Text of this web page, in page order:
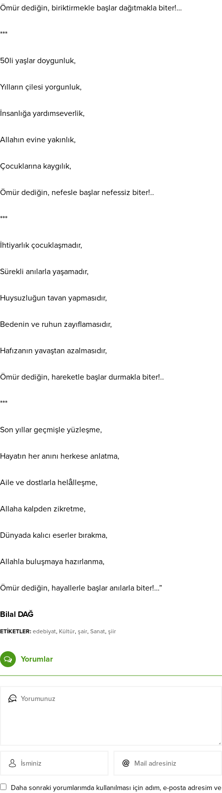
Ömür dediğin, biriktirmekle başlar dağıtmakla biter!…
***
50li yaşlar doygunluk,
Yılların çilesi yorgunluk,
İnsanlığa yardımseverlik,
Allahın evine yakınlık,
Çocuklarına kaygılık,
Ömür dediğin, nefesle başlar nefessiz biter!..
***
İhtiyarlık çocuklaşmadır,
Sürekli anılarla yaşamadır,
Huysuzluğun tavan yapmasıdır,
Bedenin ve ruhun zayıflamasıdır,
Hafızanın yavaştan azalmasıdır,
Ömür dediğin, hareketle başlar durmakla biter!..
***
Son yıllar geçmişle yüzleşme,
Hayatın her anını herkese anlatma,
Aile ve dostlarla helâlleşme,
Allaha kalpden zikretme,
Dünyada kalıcı eserler bırakma,
Allahla buluşmaya hazırlanma,
Ömür dediğin, hayallerle başlar anılarla biter!…”
Bilal DAĞ
ETİKETLER: edebiyat, Kültür, şair, Sanat, şiir
Yorumlar
Daha sonraki yorumlarımda kullanılması için adım, e-posta adresim ve